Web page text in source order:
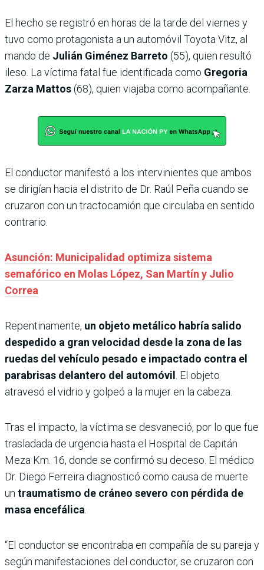
El hecho se registró en horas de la tarde del viernes y
tuvo como protagonista a un automóvil Toyota Vitz, al
mando de Julián Giménez Barreto (55), quien resultó
ileso. La víctima fatal fue identificada como Gregoria
Zarza Mattos(68), quien viajaba como acompañante.
El conductor manifestó a los intervinientes que ambos
se dirigían hacia el distrito de Dr. Raúl Peña cuando se
cruzaron con un tractocamión que circulaba en sentido
contrario.
Asunción: Municipalidad optimiza sistema
semafórico en Molas López, San Martín y Julio
Correa
Repentinamente, un objeto metálico habría salido
despedido a gran velocidad desde la zona de las
ruedas del vehículo pesado e impactado contra el
parabrisas delantero del automóvil . El objeto
atravesó el vidrio y golpeó a la mujer en la cabeza.
Tras el impacto, la víctima se desvaneció, por lo que fue
trasladada de urgencia hasta el Hospital de Capitán
Meza Km. 16, donde se confirmó su deceso. El médico
Dr. Diego Ferreira diagnosticó como causa de muerte
un traumatismo de cráneo severo con pérdida de
masa encefálica
“El conductor se encontraba en compañía de su pareja y
según manifestaciones del conductor, se cruzaron con